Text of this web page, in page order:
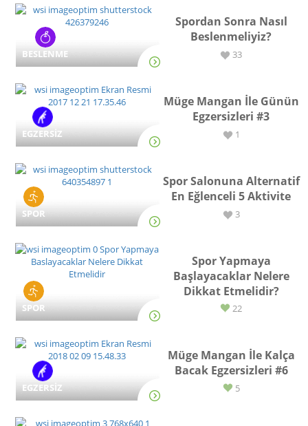
BESLENME
Spordan Sonra Nasıl
Beslenmeliyiz?
33
EGZERSİZ
Müge Mangan İle Günün
Egzersizleri #3
1
SPOR
Spor Salonuna Alternatif
En Eğlenceli 5 Aktivite
3
SPOR
Spor Yapmaya
Başlayacaklar Nelere
Dikkat Etmelidir?
22
EGZERSİZ
Müge Mangan İle Kalça
Bacak Egzersizleri #6
5